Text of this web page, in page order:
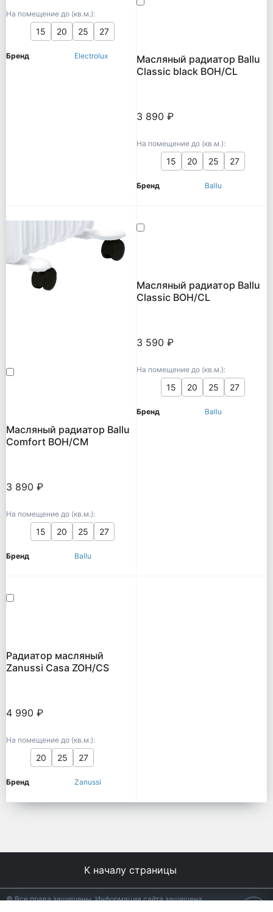
На помещение до (кв.м.):
15 20 25 27
Бренд Electrolux
Масляный радиатор Ballu
Classic black BOH/CL
3 890 ₽
На помещение до (кв.м.):
15 20 25 27
Бренд Ballu
Масляный радиатор Ballu
Comfort BOH/CM
3 890 ₽
На помещение до (кв.м.):
15 20 25 27
Бренд Ballu
Масляный радиатор Ballu
Classic BOH/CL
3 590 ₽
На помещение до (кв.м.):
15 20 25 27
Бренд Ballu
Радиатор масляный
Zanussi Casa ZOH/CS
4 990 ₽
На помещение до (кв.м.):
20 25 27
Бренд Zanussi
К началу страницы
© Все права защищены. Информация сайта защищена